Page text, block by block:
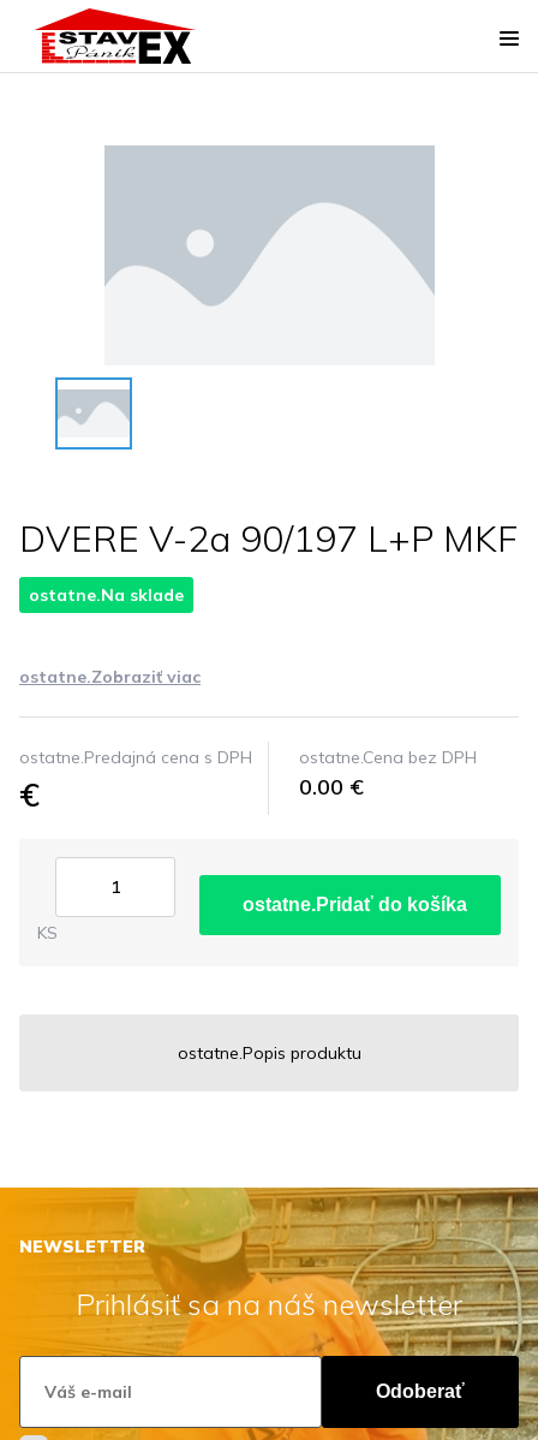
DVERE V-2a 90/197 L+P MKF
ostatne.Na sklade
ostatne.Zobraziť viac
ostatne.Predajná cena s DPH
€
ostatne.Cena bez DPH
0.00 €
KS
ostatne.Pridať do košíka
ostatne.Popis produktu
NEWSLETTER
Prihlásiť sa na náš newsletter
Odoberať